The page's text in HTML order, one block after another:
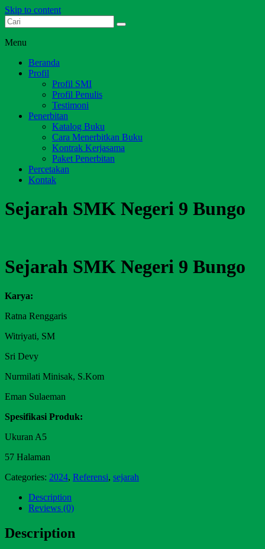
Skip to content
Dari Jambi untuk Indonesia
Menu
Beranda
Profil
Profil SMI
Profil Penulis
Testimoni
Penerbitan
Katalog Buku
Cara Menerbitkan Buku
Kontrak Kerjasama
Paket Penerbitan
Percetakan
Kontak
Sejarah SMK Negeri 9 Bungo
Sejarah SMK Negeri 9 Bungo
Karya:
Ratna Renggaris
Witriyati, SM
Sri Devy
Nurmilati Minisak, S.Kom
Eman Sulaeman
Spesifikasi Produk:
Ukuran A5
57 Halaman
Categories: 2024, Referensi, sejarah
Description
Reviews (0)
Description